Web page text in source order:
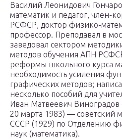
Василий Леонидович
математик и педагог, член-
РСФСР, доктор физико-
профессор. Преподавал в
заведовал сектором
методов обучения АПН
реформы школьного курса
необходимость усиления
графических методов;
несколько пособий для
Иван Матвеевич Виноградов
20 марта 1983) — советский
СССР (1929) по Отделению
наук (математика).